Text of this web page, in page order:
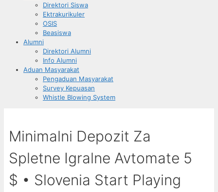
Direktori Siswa
Ektrakurikuler
OSIS
Beasiswa
Alumni
Direktori Alumni
Info Alumni
Aduan Masyarakat
Pengaduan Masyarakat
Survey Kepuasan
Whistle Blowing System
Minimalni Depozit Za
Spletne Igralne Avtomate 5
$ • Slovenia Start Playing